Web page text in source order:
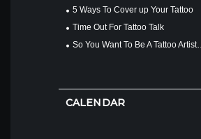
5 Ways To Cover up Your Tattoo
Time Out For Tattoo Talk
So You Want To Be A Tattoo Artist…
CALENDAR